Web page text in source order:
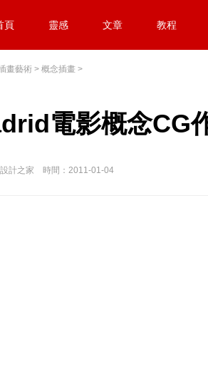
頁 靈感 文章 教程
畫藝術 > 概念插畫 >
電影概念CG
計之家 時間：2011-01-04